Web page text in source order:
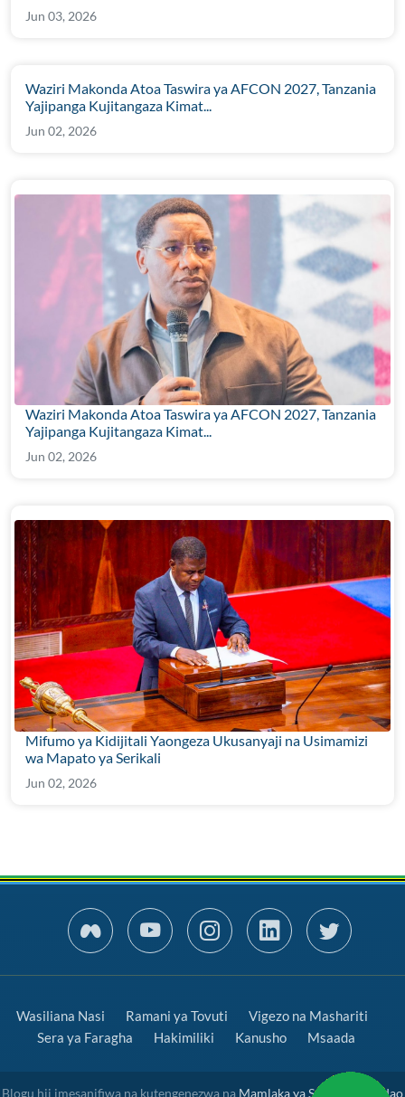
Jun 03, 2026
Waziri Makonda Atoa Taswira ya AFCON 2027, Tanzania
Yajipanga Kujitangaza Kimat...
Jun 02, 2026
Waziri Makonda Atoa Taswira ya AFCON 2027, Tanzania
Yajipanga Kujitangaza Kimat...
Jun 02, 2026
Mifumo ya Kidijitali Yaongeza Ukusanyaji na Usimamizi
wa Mapato ya Serikali
Jun 02, 2026
Wasiliana Nasi Ramani ya Tovuti
Vigezo na Mashariti
Sera ya Faragha
Hakimiliki Kanusho Msaada
Blogu hii imesanifiwa na kutengenezwa na Mamlaka ya Serikali Mtandao